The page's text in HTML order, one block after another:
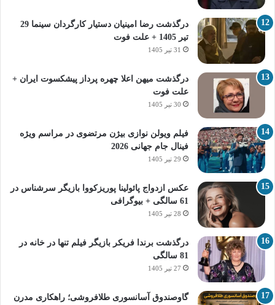
درگذشت رضا امینیان دستیار کارگردان سینما 29
تیر 1405 + علت فوت
31 تیر 1405
درگذشت میهن اعلا چهره پرداز پیشکسوت ایران +
علت فوت
30 تیر 1405
فیلم ویولن نوازی بیژن مرتضوی در مراسم ویژه
فینال جام جهانی 2026
29 تیر 1405
عکس ازدواج پائولینا پوریزکووا بازیگر سرشناس در
61 سالگی + بیوگرافی
28 تیر 1405
درگذشت برندا فریکر بازیگر فیلم تنها در خانه در
81 سالگی
27 تیر 1405
گاوصندوق آسانسوری طلافروشی؛ راهکاری مدرن